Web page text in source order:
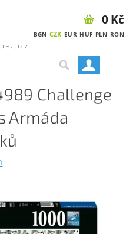
cap.cz
BGN CZK EUR HUF PLN RON
0 Kč
Challenge
Armáda